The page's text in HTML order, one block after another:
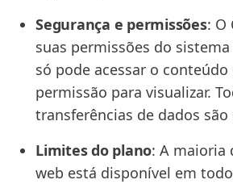
Segurança e permissões: O
suas permissões do
só pode acessar o
permissão para visualizar.
transferências de dados
Limites do plano: A maioria
web está disponível em